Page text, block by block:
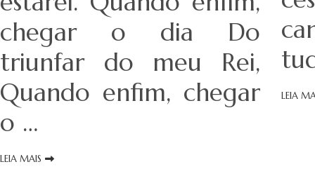
chegar o dia Do
triunfar do meu Rei,
Quando enfim, chegar
o …
LEIA MAIS
LEIA